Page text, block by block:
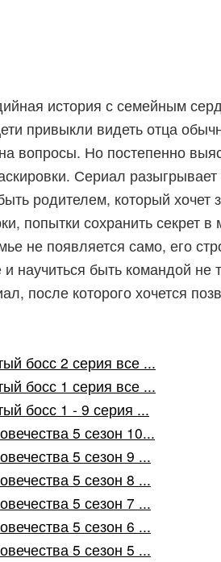
история с семейным
привыкли видеть отца
вопросы. Но постепенно
Сериал
родителем, который
попытки сохранить секрет
не появляется само, его
научиться быть командой
после которого хочется
босс 2 серия все ...
босс 1 серия все ...
босс 1 - 9 серия ...
5 сезон 10...
5 сезон 9 ...
5 сезон 8 ...
5 сезон 7 ...
5 сезон 6 ...
5 сезон 5 ...